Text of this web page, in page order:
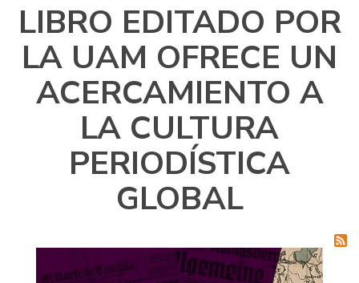
LIBRO EDITADO POR
LA UAM OFRECE UN
ACERCAMIENTO A
LA CULTURA
PERIODÍSTICA
GLOBAL